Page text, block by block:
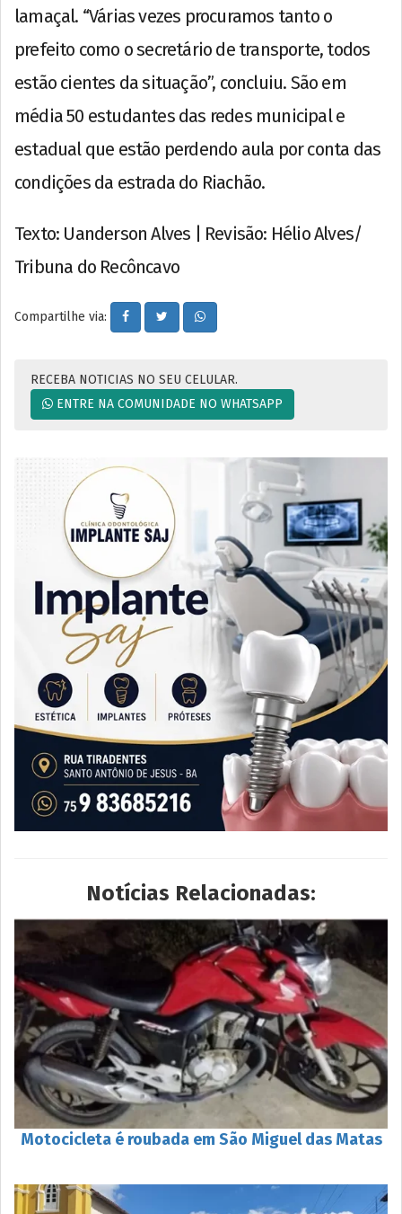
lamaçal. “Várias vezes procuramos tanto o
prefeito como o secretário de transporte, todos
estão cientes da situação”, concluiu. São em
média 50 estudantes das redes municipal e
estadual que estão perdendo aula por conta das
condições da estrada do Riachão.
Texto: Uanderson Alves | Revisão: Hélio Alves/
Tribuna do Recôncavo
Compartilhe via:
RECEBA NOTICIAS NO SEU CELULAR.
ENTRE NA COMUNIDADE NO WHATSAPP
Notícias Relacionadas:
Motocicleta é roubada em São Miguel das Matas